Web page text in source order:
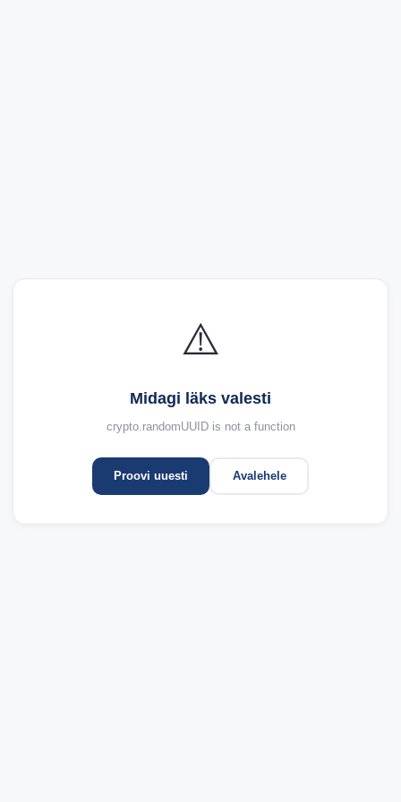
⚠️
Midagi läks valesti
crypto.randomUUID is not a function
Proovi uuesti Avalehele